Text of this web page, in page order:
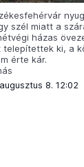
szél miatt a
házas
telepítettek ki, a
érte kár.
8. 12:02